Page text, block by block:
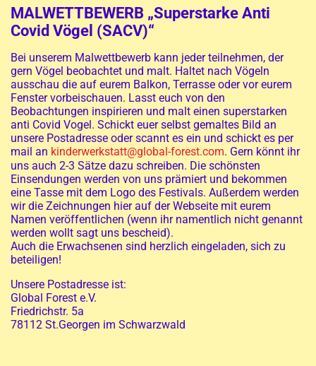
MALWETTBEWERB „Superstarke Anti
Covid Vögel (SACV)“
Bei unserem Malwettbewerb kann jeder teilnehmen, der
gern Vögel beobachtet und malt. Haltet nach Vögeln
ausschau die auf eurem Balkon, Terrasse oder vor eurem
Fenster vorbeischauen. Lasst euch von den
Beobachtungen inspirieren und malt einen superstarken
anti Covid Vogel. Schickt euer selbst gemaltes Bild an
unsere Postadresse oder scannt es ein und schickt es per
mail an kinderwerkstatt@global-forest.com. Gern könnt ihr
uns auch 2-3 Sätze dazu schreiben. Die schönsten
Einsendungen werden von uns prämiert und bekommen
eine Tasse mit dem Logo des Festivals. Außerdem werden
wir die Zeichnungen hier auf der Webseite mit eurem
Namen veröffentlichen (wenn ihr namentlich nicht genannt
werden wollt sagt uns bescheid).
Auch die Erwachsenen sind herzlich eingeladen, sich zu
beteiligen!
Unsere Postadresse ist:
Global Forest e.V.
Friedrichstr. 5a
78112 St.Georgen im Schwarzwald